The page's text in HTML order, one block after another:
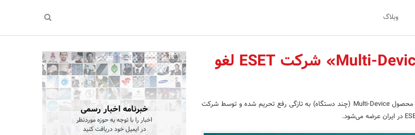
وبلاگ
تحریم محصول «Multi-Device» شرکت ESET لغو
محصول Multi-Device (چند دستگاه) به تازگی رفع تحریم شده و توسط شرکت
خبرنامه اخبار رسمی
اخبار را با توجه به حوزه موردنظر
در ایمیل خود دریافت کنید